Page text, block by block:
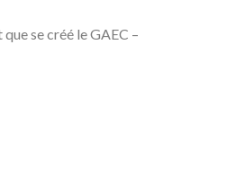
se créé le GAEC –